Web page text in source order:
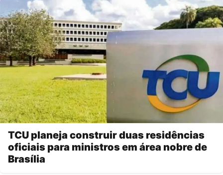
TCU planeja construir duas residências
oficiais para ministros em área nobre de
Brasília